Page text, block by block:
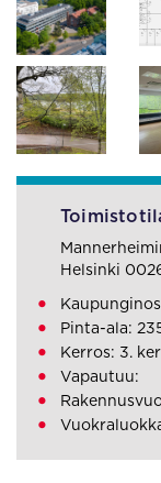
Helsinki
Pinta-ala:
Kerros: 3.
Vapautuu: